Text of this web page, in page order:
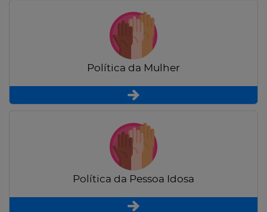
Política da Mulher
Política da Pessoa Idosa